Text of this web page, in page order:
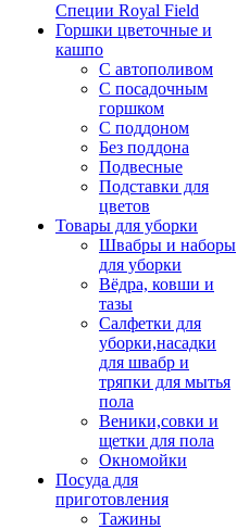
Специи Royal Field
Горшки цветочные и
кашпо
С автополивом
С посадочным
горшком
С поддоном
Без поддона
Подвесные
Подставки для
цветов
Товары для уборки
Швабры и наборы
для уборки
Вёдра, ковши и
тазы
Салфетки для
уборки,насадки
для швабр и
тряпки для мытья
пола
Веники,совки и
щетки для пола
Окномойки
Посуда для
приготовления
Тажины